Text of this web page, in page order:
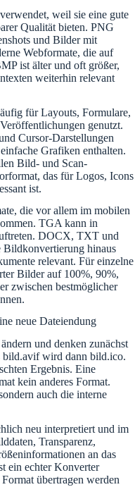
weil sie eine gute
Qualität bieten. PNG
und Bilder mit
Webformate, die auf
ist älter und oft größer,
weiterhin relevant
für Layouts, Formulare,
genutzt.
Cursor-Darstellungen
Grafiken enthalten.
Bild- und Scan-
das für Logos, Icons
ist.
die vor allem im mobilen
TGA kann in
DOCX, TXT und
hinaus
relevant. Für einzelne
Bilder auf 100%, 90%,
zwischen bestmöglicher
neue Dateiendung
und denken zunächst
bild.avif wird dann bild.ico.
Ergebnis. Eine
kein anderes Format.
auch die interne
neu interpretiert und im
Transparenz,
an das
ein echter Konverter
übertragen werden